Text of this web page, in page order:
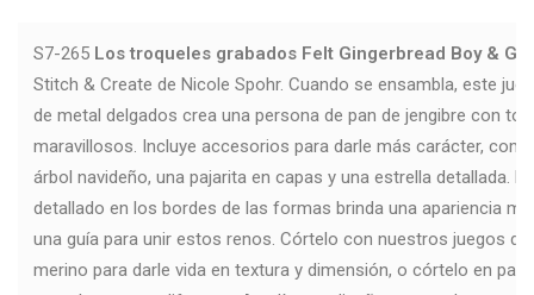
S7-265 Los troqueles grabados Felt Gingerbread Boy & Girl
Stitch & Create de Nicole Spohr. Cuando se ensambla, este
de metal delgados crea una persona de pan de jengibre con
maravillosos. Incluye accesorios para darle más carácter,
árbol navideño, una pajarita en capas y una estrella detallada.
detallado en los bordes de las formas brinda una apariencia
una guía para unir estos renos. Córtelo con nuestros juegos
merino para darle vida en textura y dimensión, o córtelo en